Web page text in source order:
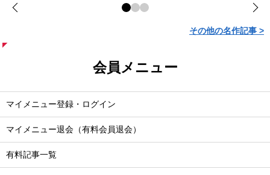
その他の名作記事 >
会員メニュー
マイメニュー登録・ログイン
マイメニュー退会（有料会員退会）
有料記事一覧